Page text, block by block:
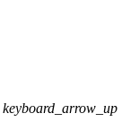
keyboard_arrow_up